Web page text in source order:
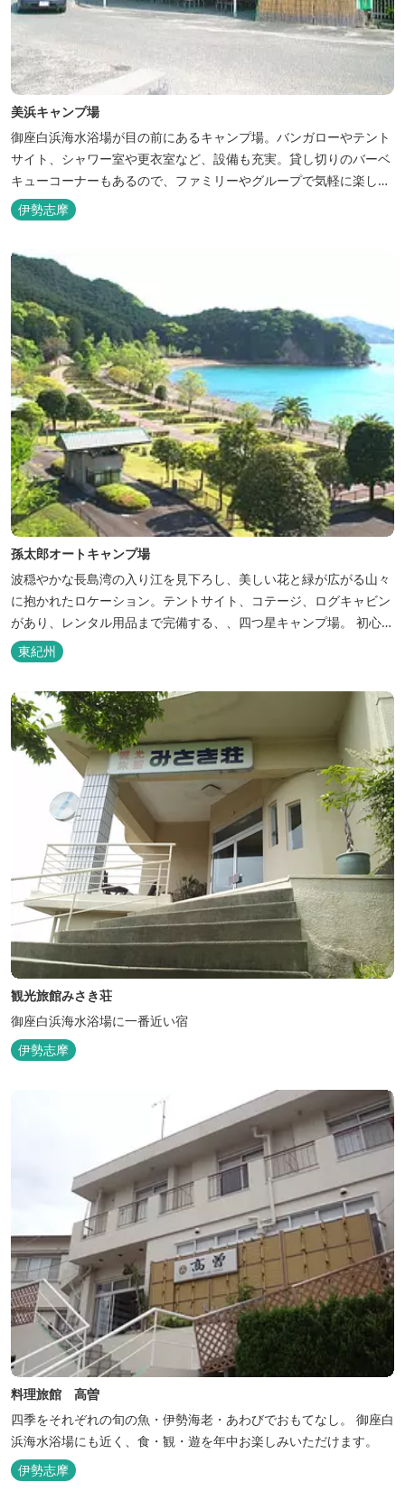
美浜キャンプ場
御座白浜海水浴場が目の前にあるキャンプ場。バンガローやテント
サイト、シャワー室や更衣室など、設備も充実。貸し切りのバーベ
キューコーナーもあるので、ファミリーやグループで気軽に楽しむ
ことができます。
伊勢志摩
孫太郎オートキャンプ場
波穏やかな長島湾の入り江を見下ろし、美しい花と緑が広がる山々
に抱かれたロケーション。テントサイト、コテージ、ログキャビン
があり、レンタル用品まで完備する、、四つ星キャンプ場。 初心者
の方にも安心の施設と管理体制を整えています。目の前に広がる海
で、釣り、磯遊び、シーカヤックなど、様々な遊びが楽しめます。
東紀州
観光旅館みさき荘
御座白浜海水浴場に一番近い宿
伊勢志摩
料理旅館 高曽
四季をそれぞれの旬の魚・伊勢海老・あわびでおもてなし。 御座白
浜海水浴場にも近く、食・観・遊を年中お楽しみいただけます。
伊勢志摩